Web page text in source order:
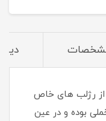
از رژلب های خاص
بوده و در عین